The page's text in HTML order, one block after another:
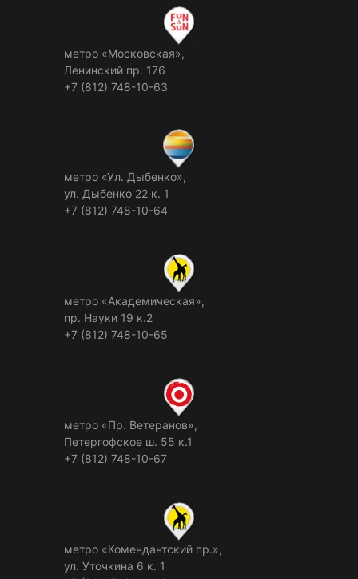
метро «Московская»,
Ленинский пр. 176
+7 (812) 748-10-63
метро «Ул. Дыбенко»,
ул. Дыбенко 22 к. 1
+7 (812) 748-10-64
метро «Академическая»,
пр. Науки 19 к.2
+7 (812) 748-10-65
метро «Пр. Ветеранов»,
Петергофское ш. 55 к.1
+7 (812) 748-10-67
метро «Комендантский пр.»,
ул. Уточкина 6 к. 1